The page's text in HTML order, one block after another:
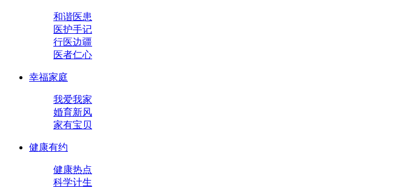
和谐医患
医护手记
行医边疆
医者仁心
幸福家庭
我爱我家
婚育新风
家有宝贝
健康有约
健康热点
科学计生